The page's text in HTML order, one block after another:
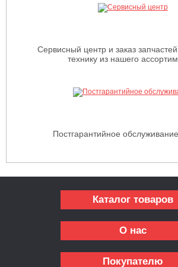
Сервисный центр и заказ
технику из нашего
Постгарантийное обслуживание
Каталог товаров
О нас
Покупателю